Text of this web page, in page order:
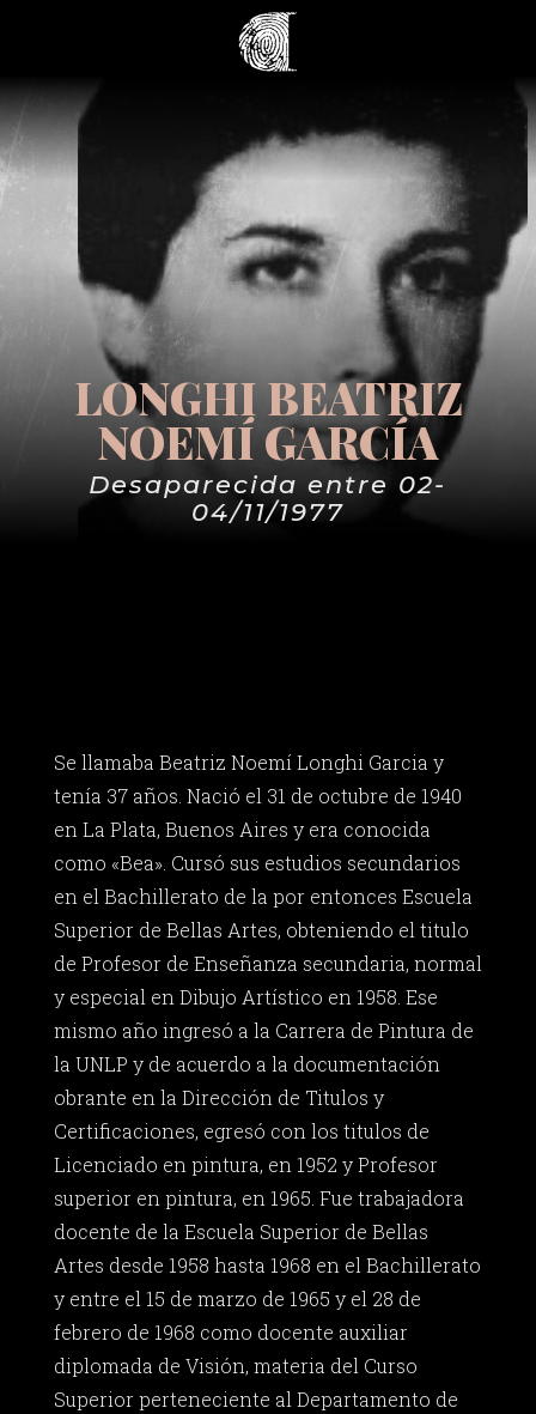
LONGHI BEATRIZ
NOEMÍ GARCÍA
Desaparecida entre 02-
04/11/1977
Se llamaba Beatriz Noemí Longhi Garcia y
tenía 37 años. Nació el 31 de octubre de 1940
en La Plata, Buenos Aires y era conocida
como «Bea». Cursó sus estudios secundarios
en el Bachillerato de la por entonces Escuela
Superior de Bellas Artes, obteniendo el titulo
de Profesor de Enseñanza secundaria, normal
y especial en Dibujo Artístico en 1958. Ese
mismo año ingresó a la Carrera de Pintura de
la UNLP y de acuerdo a la documentación
obrante en la Dirección de Titulos y
Certificaciones, egresó con los titulos de
Licenciado en pintura, en 1952 y Profesor
superior en pintura, en 1965. Fue trabajadora
docente de la Escuela Superior de Bellas
Artes desde 1958 hasta 1968 en el Bachillerato
y entre el 15 de marzo de 1965 y el 28 de
febrero de 1968 como docente auxiliar
diplomada de Visión, materia del Curso
Superior perteneciente al Departamento de